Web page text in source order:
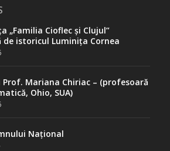
„Familia Cioflec și Clujul”
de istoricul Luminița Cornea
Prof. Mariana Chiriac – (profesoară
Ohio, SUA)
Național